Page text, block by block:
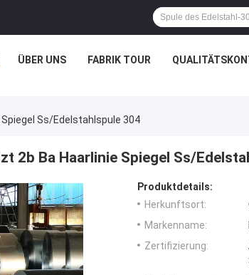
ÜBER UNS FABRIK TOUR
Ss/Edelstahlspule 304
2b Ba Haarlinie Spiegel Ss/
Produktdetails:
Herkunftsort:
Markenname:
Zertifizierung: